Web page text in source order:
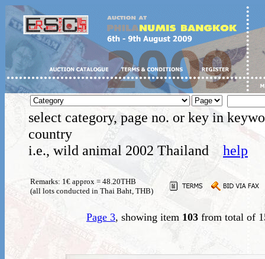
select category, page no. or key in
country
i.e., wild animal 2002 Thailand help
Remarks: 1€ approx = 48.20THB
(all lots conducted in Thai Baht, THB)
Page 3, showing item 103 from total of